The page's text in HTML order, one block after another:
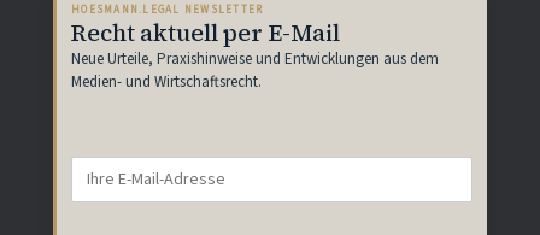
HOESMANN.LEGAL NEWSLETTER
Recht aktuell per E-Mail
Neue Urteile, Praxishinweise und Entwicklungen aus dem
Medien- und Wirtschaftsrecht.